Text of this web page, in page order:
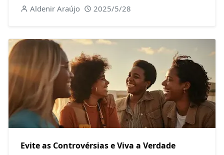
Aldenir Araújo 2025/5/28
Evite as Controvérsias e Viva a Verdade